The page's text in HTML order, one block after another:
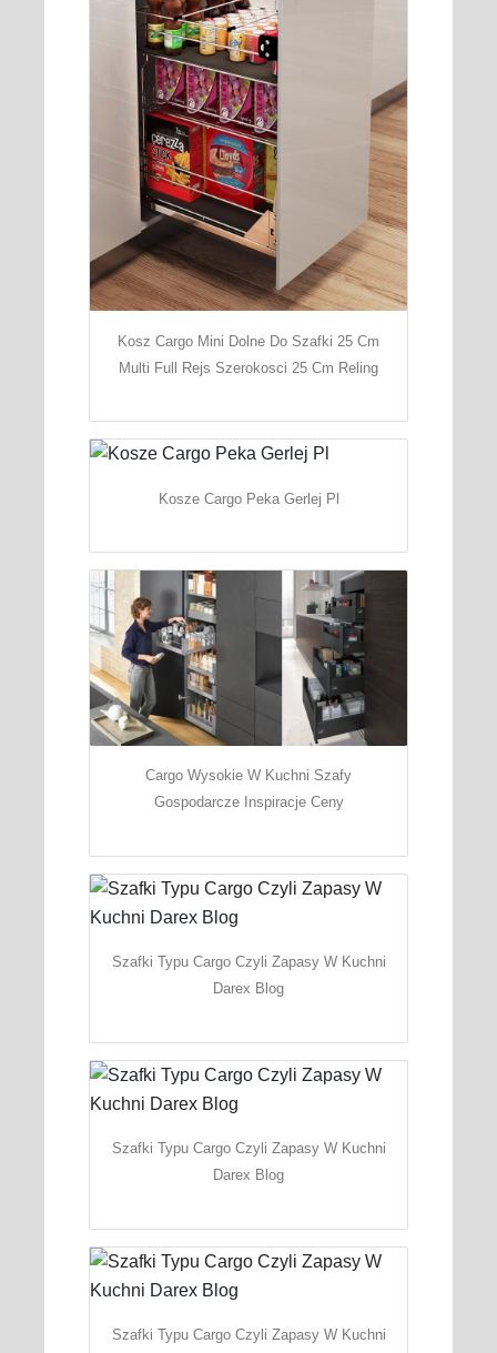
Kosz Cargo Mini Dolne Do Szafki 25 Cm
Multi Full Rejs Szerokosci 25 Cm Reling
Kosze Cargo Peka Gerlej Pl
Cargo Wysokie W Kuchni Szafy
Gospodarcze Inspiracje Ceny
Szafki Typu Cargo Czyli Zapasy W Kuchni
Darex Blog
Szafki Typu Cargo Czyli Zapasy W Kuchni
Darex Blog
Szafki Typu Cargo Czyli Zapasy W Kuchni